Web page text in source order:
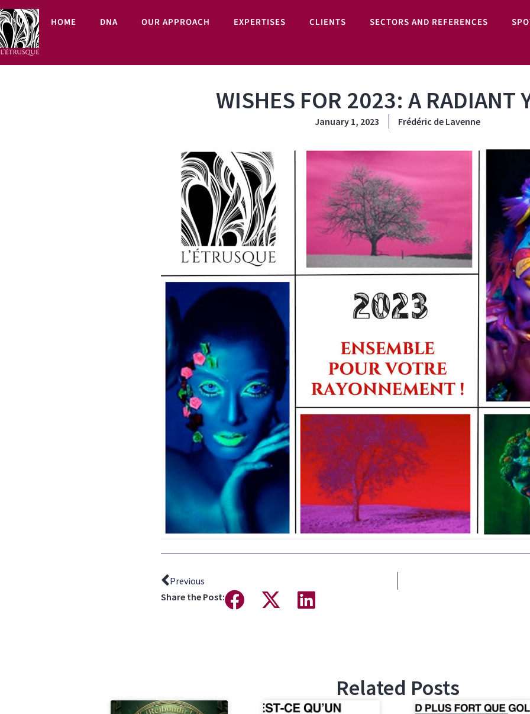
HOME DNA OUR APPROACH EXPERTISES CLIENTS SECTORS AND REFERENCES
WISHES FOR 2023: A RADIANT
January 1, 2023 Frédéric de Lavenne
Previous
Share the Post:
Related Posts